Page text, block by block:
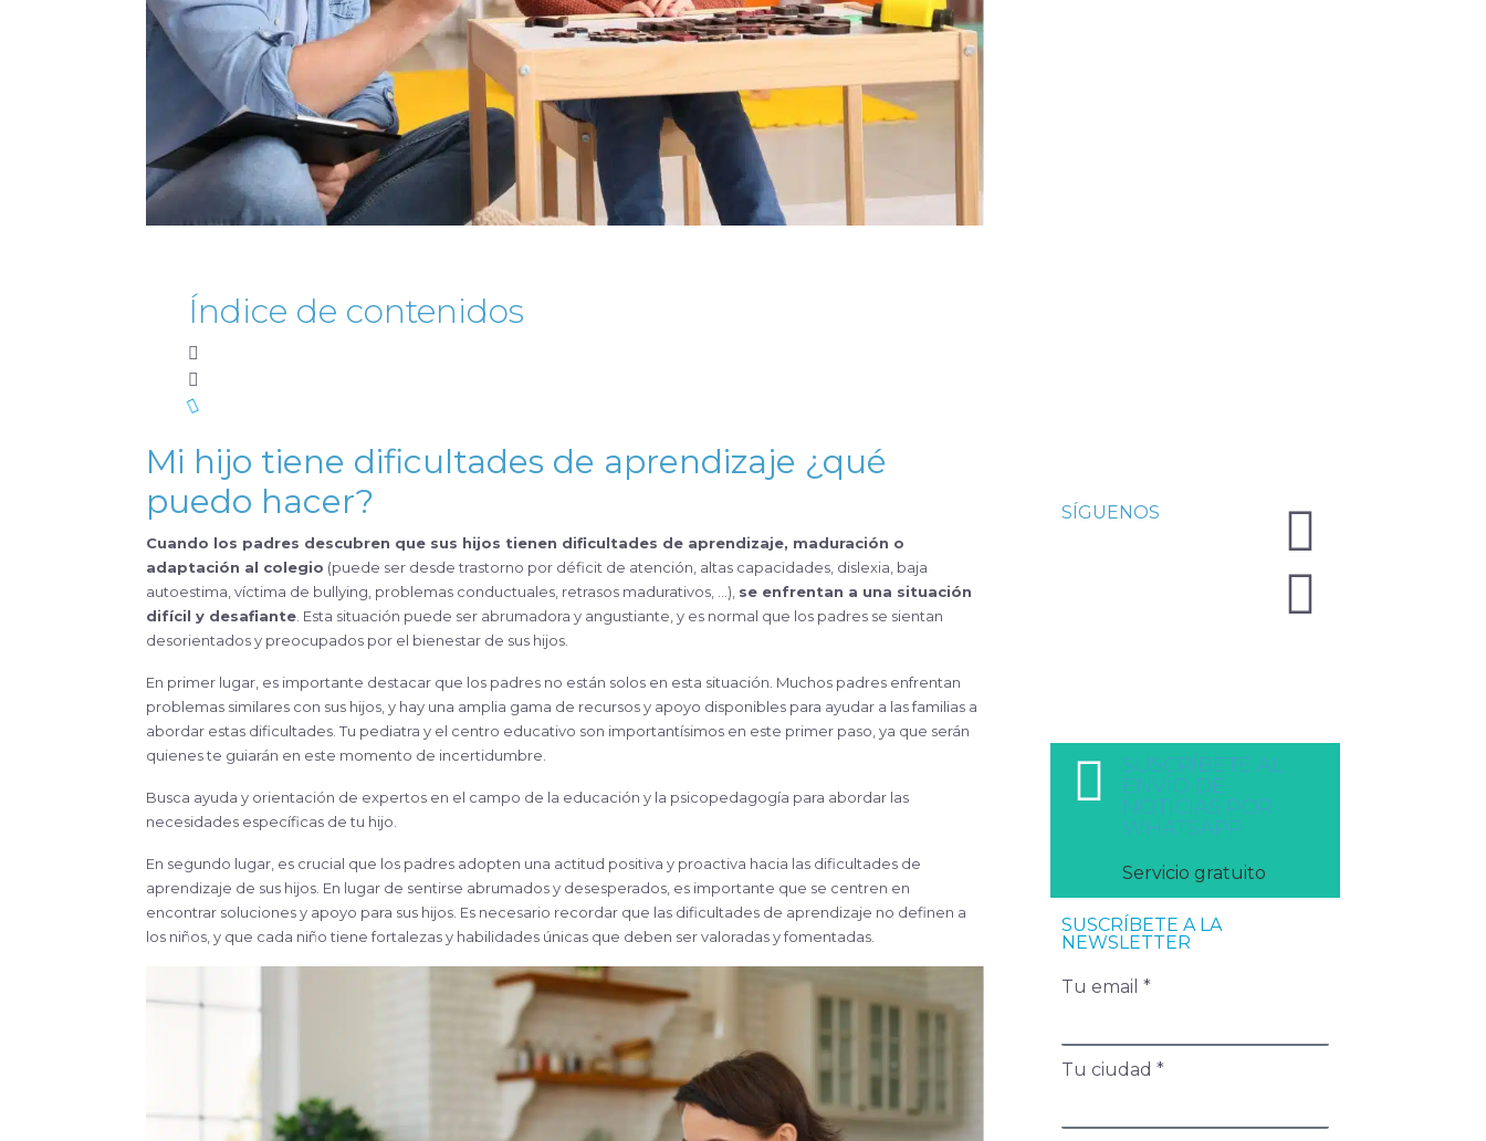
Índice de contenidos
Mi hijo tiene dificultades de aprendizaje ¿qué
puedo hacer?
Cuando los padres descubren que sus hijos tienen dificultades de aprendizaje, maduración o
adaptación al colegio (puede ser desde trastorno por déficit de atención, altas capacidades, dislexia, baja
autoestima, víctima de bullying, problemas conductuales, retrasos madurativos, …), se enfrentan a una situación
difícil y desafiante . Esta situación puede ser abrumadora y angustiante, y es normal que los padres se sientan
desorientados y preocupados por el bienestar de sus hijos.
En primer lugar, es importante destacar que los padres no están solos en esta situación. Muchos padres enfrentan
problemas similares con sus hijos, y hay una amplia gama de recursos y apoyo disponibles para ayudar a las familias a
abordar estas dificultades. Tu pediatra y el centro educativo son importantísimos en este primer paso, ya que serán
quienes te guiarán en este momento de incertidumbre.
Busca ayuda y orientación de expertos en el campo de la educación y la psicopedagogía para abordar las
necesidades específicas de tu hijo.
En segundo lugar, es crucial que los padres adopten una actitud positiva y proactiva hacia las dificultades de
aprendizaje de sus hijos. En lugar de sentirse abrumados y desesperados, es importante que se centren en
encontrar soluciones y apoyo para sus hijos. Es necesario recordar que las dificultades de aprendizaje no definen a
los niños, y que cada niño tiene fortalezas y habilidades únicas que deben ser valoradas yfomentadas.
SÍGUENOS
SUSCRÍBETE AL
ENVÍO DE
NOTICIAS POR
WHATSAPP
Servicio gratuito
SUSCRÍBETE A LA
NEWSLETTER
Tu email *
Tu ciudad *